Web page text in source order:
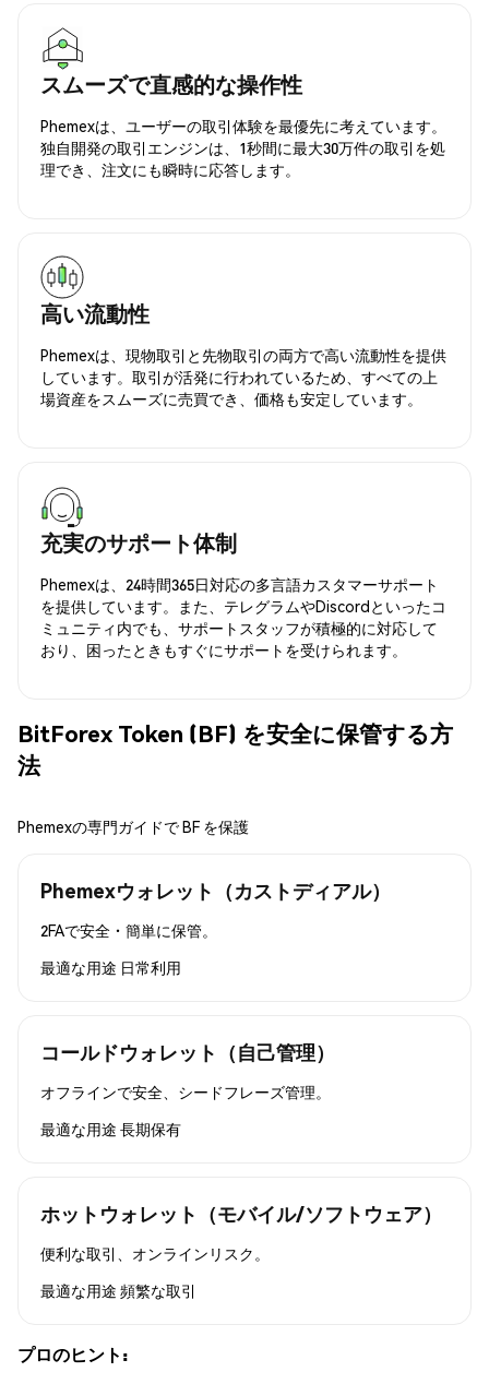
スムーズで直感的な操作性
Phemexは、ユーザーの取引体験を最優先に考えています。
独自開発の取引エンジンは、1秒間に最大30万件の取引を処
理でき、注文にも瞬時に応答します。
高い流動性
Phemexは、現物取引と先物取引の両方で高い流動性を提供
しています。取引が活発に行われているため、すべての上
場資産をスムーズに売買でき、価格も安定しています。
充実のサポート体制
Phemexは、24時間365日対応の多言語カスタマーサポート
を提供しています。また、テレグラムやDiscordといったコ
ミュニティ内でも、サポートスタッフが積極的に対応して
おり、困ったときもすぐにサポートを受けられます。
BitForex Token (BF) を安全に保管する方
法
Phemexの専門ガイドで BF を保護
Phemexウォレット（カストディアル）
2FAで安全・簡単に保管。
最適な用途 日常利用
コールドウォレット（自己管理）
オフラインで安全、シードフレーズ管理。
最適な用途 長期保有
ホットウォレット（モバイル/ソフトウェア）
便利な取引、オンラインリスク。
最適な用途 頻繁な取引
プロのヒント: